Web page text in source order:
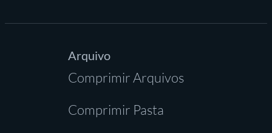
Arquivo
Comprimir Arquivos
Comprimir Pasta